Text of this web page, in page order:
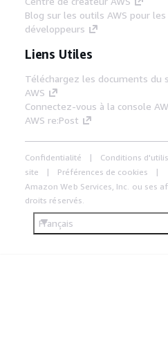
Blog sur les outils AWS pour les
développeurs
Liens Utiles
Téléchargez les documents du
AWS
Connectez-vous à la console
AWS re:Post
Confidentialité
Conditions
site
Préférences de cookies
Amazon Web Services, Inc. ou ses
droits réservés.
Français